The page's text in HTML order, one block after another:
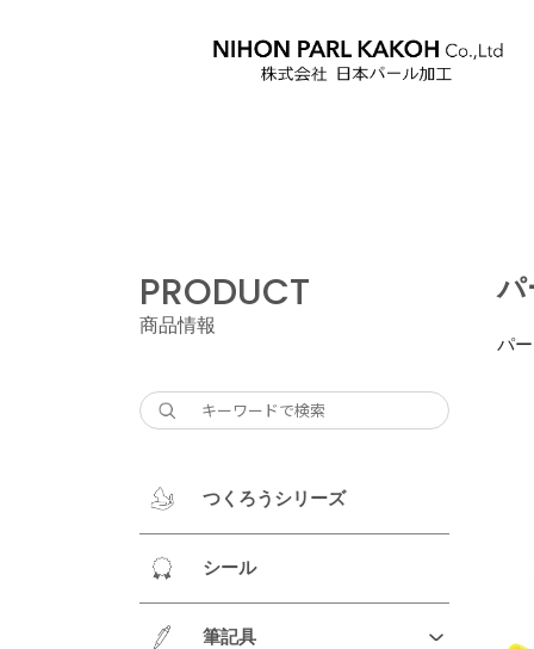
PRODUCT
商品情報
つくろうシリーズ
シール
筆記具
パ
パ